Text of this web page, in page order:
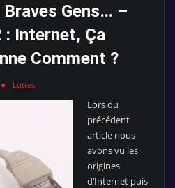
Braves Gens… –
: Internet, Ça
Comment ?
Luttes
Lors du
précédent
article nous
avons vu les
origines
d’Internet puis